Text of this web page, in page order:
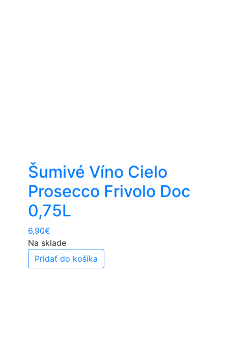
Šumivé Víno Cielo
Prosecco Frivolo Doc
0,75L
6,90€
Na sklade
Pridať do košíka